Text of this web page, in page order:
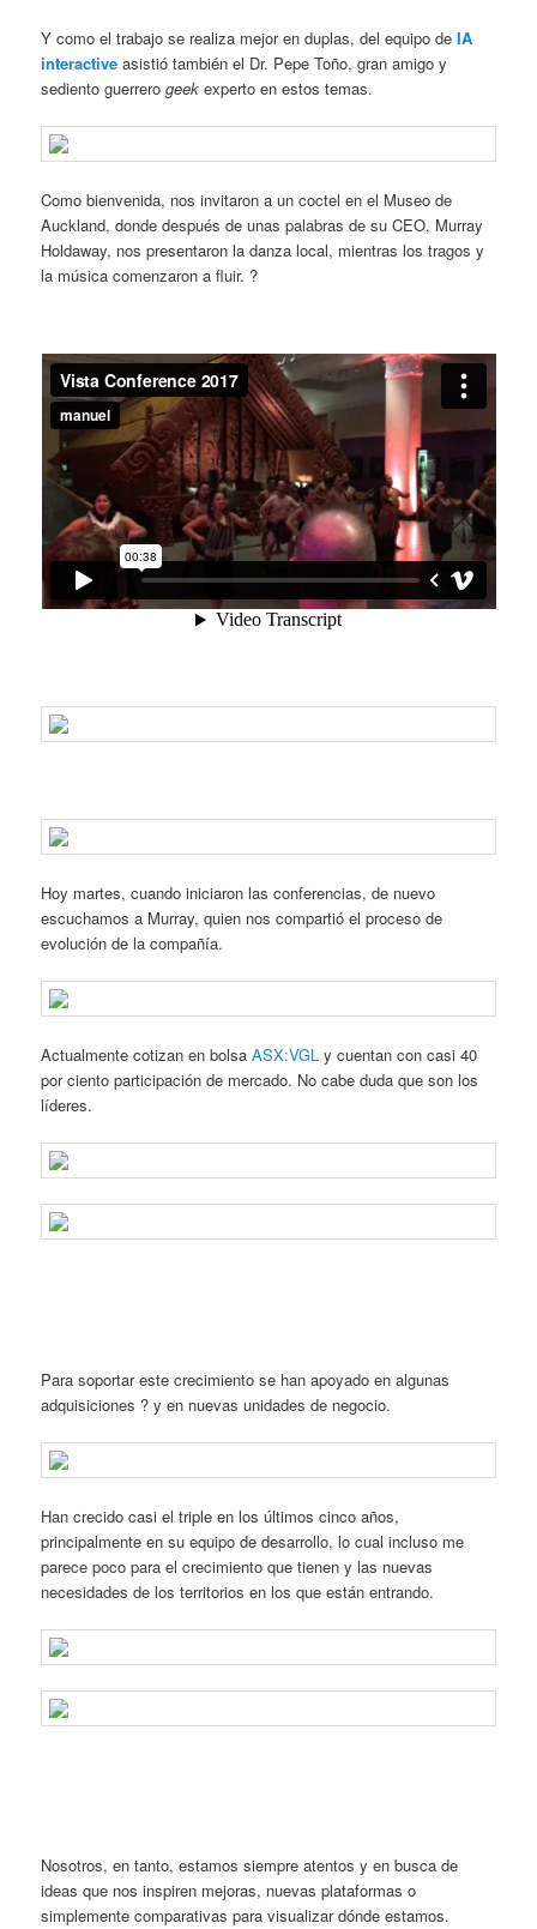
Y como el trabajo se realiza mejor en duplas, del equipo deIA
interactive asistió también el Dr. Pepe Toño, gran amigo y
sediento guerrerogeek experto en estos temas.
Como bienvenida, nos invitaron a un coctel en el Museo de
Auckland, donde después de unas palabras de su CEO, Murray
Holdaway, nos presentaron la danza local, mientras los tragos y
la música comenzaron a fluir. ?
Hoy martes, cuando iniciaron las conferencias, de nuevo
escuchamos a Murray, quien nos compartió el proceso de
evolución de la compañía.
Actualmente cotizan en bolsaASX:VGL y cuentan con casi 40
por ciento participación de mercado. No cabe duda que son los
líderes.
Para soportar este crecimiento se han apoyado en algunas
adquisiciones ? y en nuevas unidades de negocio.
Han crecido casi el triple en los últimos cinco años,
principalmente en su equipo de desarrollo, lo cual incluso me
parece poco para el crecimiento que tienen y las nuevas
necesidades de los territorios en los que están entrando.
Nosotros, en tanto, estamos siempre atentos y en busca de
ideas que nos inspiren mejoras, nuevas plataformas o
simplemente comparativas para visualizar dónde estamos.